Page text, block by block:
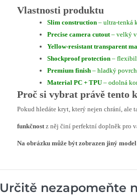
Vlastnosti produktu
Slim construction – ultra-tenká
Precise camera cutout– velký
Yellow-resistant transparent
Shockproof protection –
Premium finish – hladký
Material PC + TPU – odolná
Proč si vybrat právě tento
Pokud hledáte kryt, který nejen chrání, ale
funkčnostz něj činí perfektní doplněk pro
Na obrázku může být zobrazen jiný
Určitě nezapomeňte